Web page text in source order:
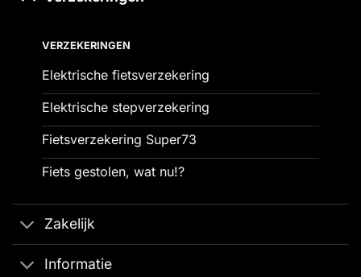
VERZEKERINGEN
Elektrische fietsverzekering
Elektrische stepverzekering
Fietsverzekering Super73
Fiets gestolen, wat nu!?
Zakelijk
Informatie